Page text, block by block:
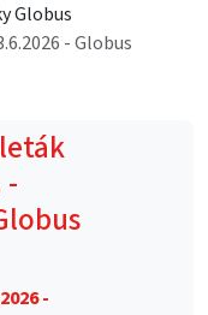
Globus
- Globus
-